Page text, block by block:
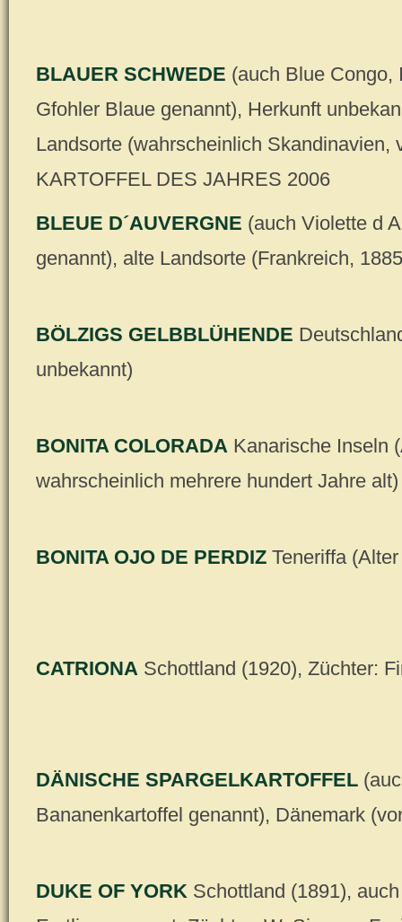
BLAUER SCHWEDE (auch Blue Congo,
Gfohler Blaue genannt), Herkunft
Landsorte (wahrscheinlich Skandinavien,
KARTOFFEL DES JAHRES 2006
BLEUE D´AUVERGNE (auch Violette d
genannt), alte Landsorte (Frankreich,
BÖLZIGS GELBBLÜHENDE
unbekannt)
BONITA COLORADA Kanarische Inseln
wahrscheinlich mehrere hundert Jahre alt)
BONITA OJO DE PERDIZ Teneriffa
CATRIONA Schottland (1920), Züchter:
DÄNISCHE SPARGELKARTOFFEL
Bananenkartoffel genannt), Dänemark
DUKE OF YORK Schottland (1891),